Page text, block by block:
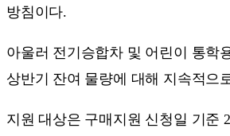
방침이다.
아울러 전기승합차 및 어린이 통학
상반기 잔여 물량에 대해 지속적으
지원 대상은 구매지원 신청일 기준